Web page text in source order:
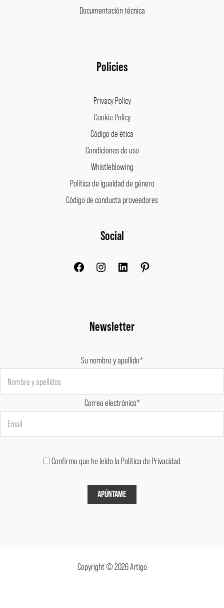
Documentación técnica
Policies
Privacy Policy
Cookie Policy
Código de ética
Condiciones de uso
Whistleblowing
Política de igualdad de género
Código de conducta proveedores
Social
Newsletter
Su nombre y apellido*
Correo electrónico*
Confirmo que he leído la Política de Privacidad
Copyright © 2026 Artigo